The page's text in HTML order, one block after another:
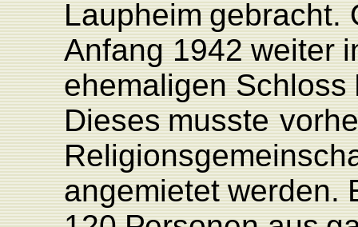
Laupheim gebracht.
Anfang 1942 weiter
ehemaligen Schloss
Dieses musste
angemietet werden.